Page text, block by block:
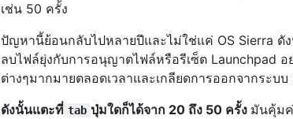
เช่น 50 ครั้ง
ปัญหานี้ย้อนกลับไปหลายปีและไม่ใช่แค่ OS Sierra ดั
ลบไฟล์ยุ่งกับการอนุญาตไฟล์หรือรีเซ็ต Launchpad
ต่างๆมากมายตลอดเวลาและเกลียดการออกจากระบ
ดังนั้นแตะที่ tab ปุ่มใดก็ได้จาก 20 ถึง 50 ครั้ง มันคุ้ม